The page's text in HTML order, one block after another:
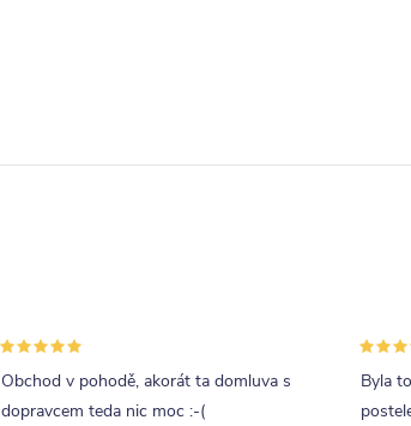
Obchod v pohodě, akorát ta domluva s
dopravcem teda nic moc :-(
Byla